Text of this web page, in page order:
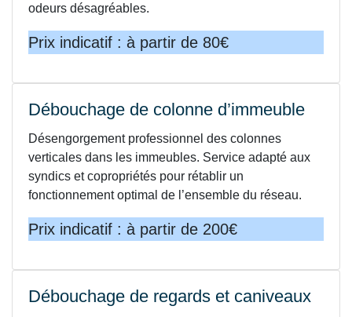
odeurs désagréables.
Prix indicatif : à partir de 80€
Débouchage de colonne d’immeuble
Désengorgement professionnel des colonnes
verticales dans les immeubles. Service adapté aux
syndics et copropriétés pour rétablir un
fonctionnement optimal de l’ensemble du réseau.
Prix indicatif : à partir de 200€
Débouchage de regards et caniveaux